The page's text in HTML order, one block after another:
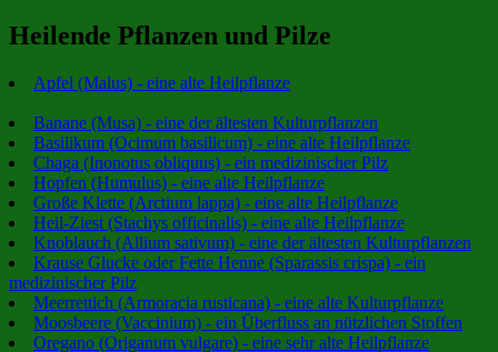
Heilende Pflanzen und Pilze
Apfel (Malus) - eine alte Heilpflanze
Banane (Musa) - eine der ältesten Kulturpflanzen
Basilikum (Ocimum basilicum) - eine alte Heilpflanze
Chaga (Inonotus obliquus) - ein medizinischer Pilz
Hopfen (Humulus) - eine alte Heilpflanze
Große Klette (Arctium lappa) - eine alte Heilpflanze
Heil-Ziest (Stachys officinalis) - eine alte Heilpflanze
Knoblauch (Allium sativum) - eine der ältesten Kulturpflanzen
Krause Glucke oder Fette Henne (Sparassis crispa) - ein
medizinischer Pilz
Meerrettich (Armoracia rusticana) - eine alte Kulturpflanze
Moosbeere (Vaccinium) - ein Überfluss an nützlichen Stoffen
Oregano (Origanum vulgare) - eine sehr alte Heilpflanze